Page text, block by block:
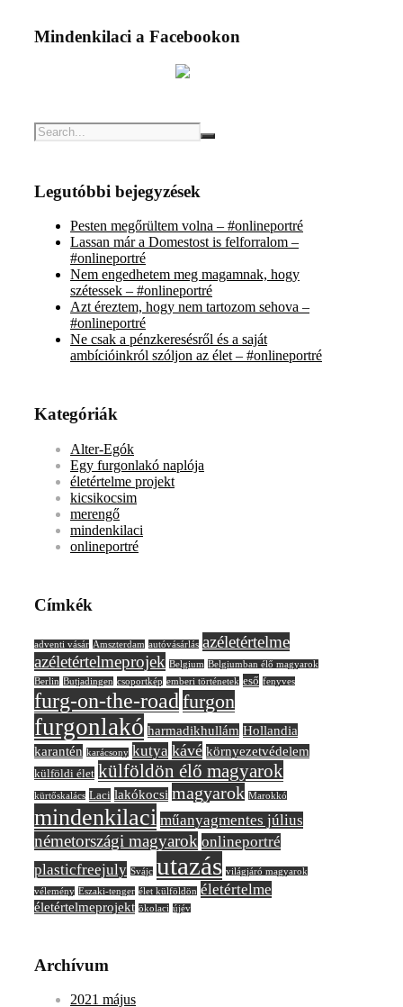
Mindenkilaci a Facebookon
Legutóbbi bejegyzések
Pesten megőrültem volna – #onlineportré
Lassan már a Domestost is felforralom –
#onlineportré
Nem engedhetem meg magamnak, hogy
szétessek – #onlineportré
Azt éreztem, hogy nem tartozom sehova –
#onlineportré
Ne csak a pénzkeresésről és a saját
ambícióinkról szóljon az élet – #onlineportré
Kategóriák
Alter-Egók
Egy furgonlakó naplója
életértelme projekt
kicsikocsim
merengő
mindenkilaci
onlineportré
Címkék
adventi vásár Amszterdam autóvásárlás azéletértelme
azéletértelmeprojek Belgium Belgiumban élő magyarok
Berlin Butjadingen csoportkép emberi történetek eső fenyves
furg-on-the-road furgon
furgonlakó harmadikhullám Hollandia
karantén karácsony kutya kávé környezetvédelem
külföldi élet külföldön élő magyarok
kürtőskalács Laci lakókocsi magyarok Marokkó
mindenkilaci műanyagmentes július
németországi magyarok onlineportré
plasticfreejuly Svájc utazás világjáró magyarok
vélemény Északi-tenger élet külföldön életértelme
életértelmeprojekt ökolaci újév
Archívum
2021 május